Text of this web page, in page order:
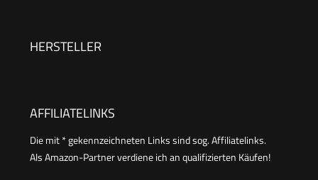
HERSTELLER
AFFILIATELINKS
Die mit * gekennzeichneten Links sind sog. Affiliatelinks.
Als Amazon-Partner verdiene ich an qualifizierten Käufen!